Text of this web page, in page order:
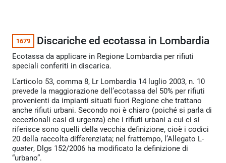
1679 Discariche ed ecotassa in Lombardia
Ecotassa da applicare in Regione Lombardia per rifiuti
speciali conferiti in discarica.
L’articolo 53, comma 8, Lr Lombardia 14 luglio 2003, n. 10
prevede la maggiorazione dell’ecotassa del 50% per rifiuti
provenienti da impianti situati fuori Regione che trattano
anche rifiuti urbani. Secondo noi è chiaro (poiché si parla di
eccezionali casi di urgenza) che i rifiuti urbani a cui ci si
riferisce sono quelli della vecchia definizione, cioè i codici
20 della raccolta differenziata; nel frattempo, l’Allegato L-
quater, Dlgs 152/2006 ha modificato la definizione di
“urbano”.